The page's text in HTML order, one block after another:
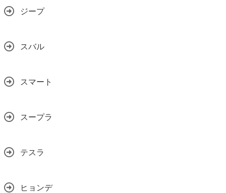
ジープ
スバル
スマート
スープラ
テスラ
ヒョンデ